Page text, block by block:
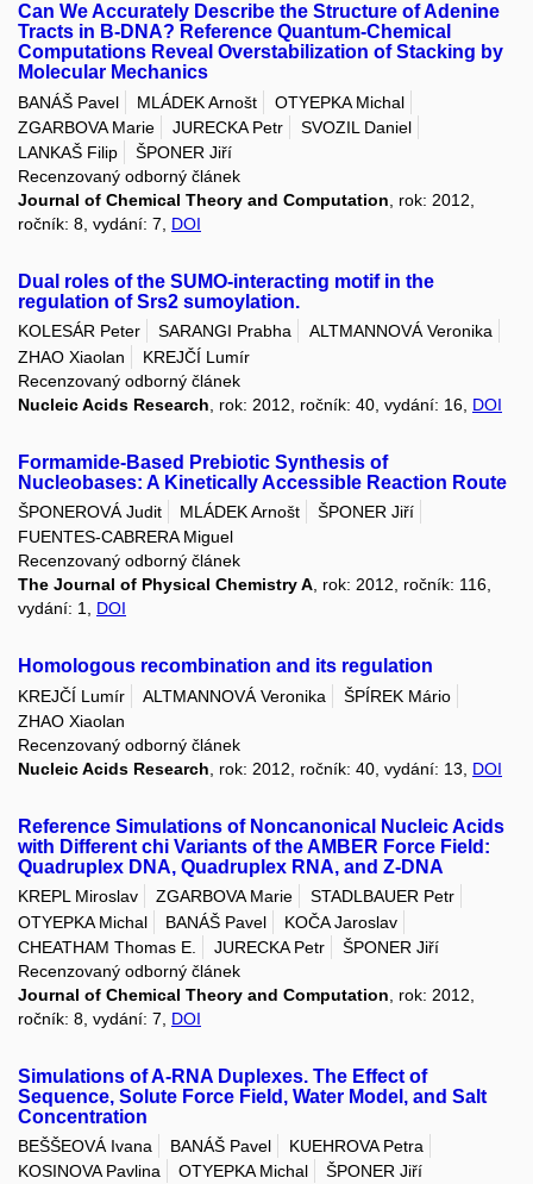
Can We Accurately Describe the Structure of Adenine
Tracts in B-DNA? Reference Quantum-Chemical
Computations Reveal Overstabilization of Stacking by
Molecular Mechanics
BANÁŠ Pavel MLÁDEK Arnošt
OTYEPKA Michal
ZGARBOVA Marie
JURECKA Petr
SVOZIL Daniel
LANKAŠ Filip
ŠPONER Jiří
Recenzovaný odborný článek
Journal of Chemical Theory and Computation , rok: 2012,
ročník: 8, vydání: 7, DOI
Dual roles of the SUMO-interacting motif in the
regulation of Srs2 sumoylation.
KOLESÁR Peter SARANGI Prabha
ALTMANNOVÁ Veronika
ZHAO Xiaolan
KREJČÍ Lumír
Recenzovaný odborný článek
Nucleic Acids Research , rok: 2012, ročník: 40, vydání: 16, DOI
Formamide-Based Prebiotic Synthesis of
Nucleobases: A Kinetically Accessible Reaction Route
ŠPONEROVÁ Judit MLÁDEK Arnošt
ŠPONER Jiří
FUENTES-CABRERA Miguel
Recenzovaný odborný článek
The Journal of Physical Chemistry A, rok: 2012, ročník: 116,
vydání: 1, DOI
Homologous recombination and its regulation
KREJČÍ Lumír ALTMANNOVÁ Veronika
ŠPÍREK Mário
ZHAO Xiaolan
Recenzovaný odborný článek
Nucleic Acids Research , rok: 2012, ročník: 40, vydání: 13, DOI
Reference Simulations of Noncanonical Nucleic Acids
with Different chi Variants of the AMBER Force Field:
Quadruplex DNA, Quadruplex RNA, and Z-DNA
KREPL Miroslav ZGARBOVA Marie
STADLBAUER Petr
OTYEPKA Michal
BANÁŠ Pavel
KOČA Jaroslav
CHEATHAM Thomas E.
JURECKA Petr
ŠPONER Jiří
Recenzovaný odborný článek
Journal of Chemical Theory and Computation , rok: 2012,
ročník: 8, vydání: 7, DOI
Simulations of A-RNA Duplexes. The Effect of
Sequence, Solute Force Field, Water Model, and Salt
Concentration
BEŠŠEOVÁ Ivana BANÁŠ Pavel
KUEHROVA Petra
KOSINOVA Pavlina
OTYEPKA Michal
ŠPONER Jiří